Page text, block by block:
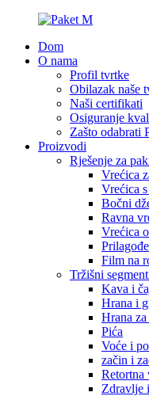
Dom
O nama
Profil tvrtke
Obilazak naše
Naši certifikati
Osiguranje
Zašto odabrati
Proizvodi
Rješenje za
Vrećica
Vrećica
Bočni
Ravna
Vrećica
Film na
Tržišni
Kava i
Hrana i
Hrana
Pića
Voće i
začin i
Retortna
Zdravlje